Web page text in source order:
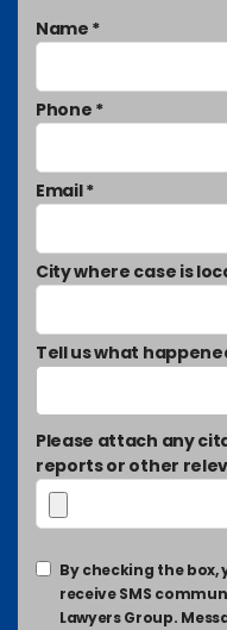
Name *
Phone *
Email *
City where case is
Tell us what
Please attach any
reports or other
By checking the
receive SMS
Lawyers Group.